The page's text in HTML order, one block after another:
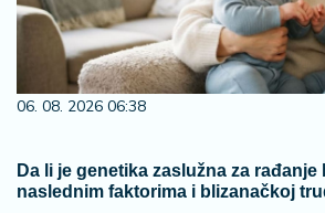
06. 08. 2026 06:38
Da li je genetika zaslužna za
naslednim faktorima i blizanačkoj